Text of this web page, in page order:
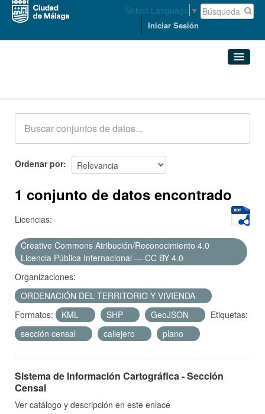
Select Language ▼
Iniciar Sesión
Acerca de
Ordenar por
1 conjunto de datos encontrado
Licencias:
Creative Commons Atribución/Reconocimiento 4.0
Licencia Pública Internacional — CC BY 4.0
Organizaciones:
ORDENACIÓN DEL TERRITORIO Y VIVIENDA
Formatos:
KML SHP GeoJSON
Etiquetas:
sección censal
callejero plano
Sistema de Información Cartográfica - Sección
Censal
Ver catálogo y descripción en este enlace